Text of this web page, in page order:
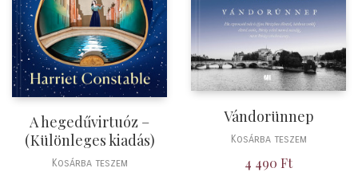
A hegedűvirtuóz –
(Különleges kiadás)
Kosárba teszem
Vándorünnep
Kosárba teszem
4 490 Ft